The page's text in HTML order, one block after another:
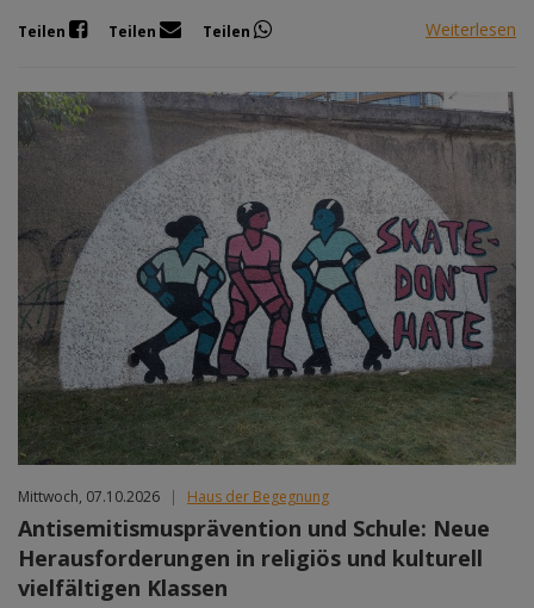
Teilen Teilen Teilen Weiterlesen
Mittwoch, 07.10.2026 | Haus der Begegnung
Antisemitismusprävention und Schule: Neue
Herausforderungen in religiös und kulturell
vielfältigen Klassen